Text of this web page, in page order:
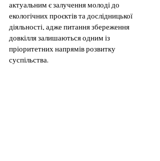
актуальним є залучення молоді до
екологічних проєктів та дослідницької
діяльності, адже питання збереження
довкілля залишаються одним із
пріоритетних напрямів розвитку
суспільства.